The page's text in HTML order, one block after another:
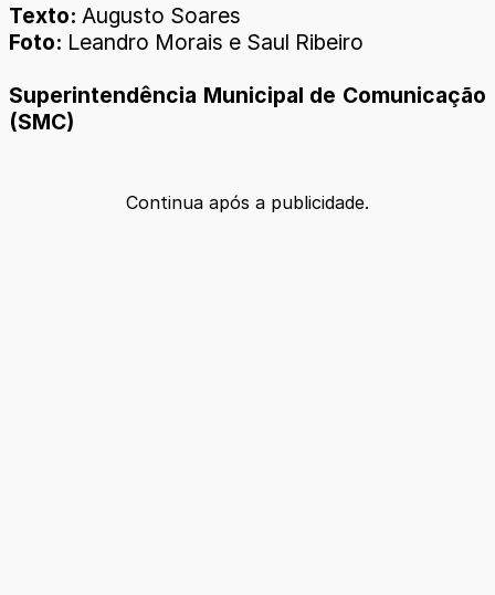
Texto: Augusto Soares
Foto: Leandro Morais e Saul Ribeiro
Superintendência Municipal de Comunicação
(SMC)
Continua após a publicidade.